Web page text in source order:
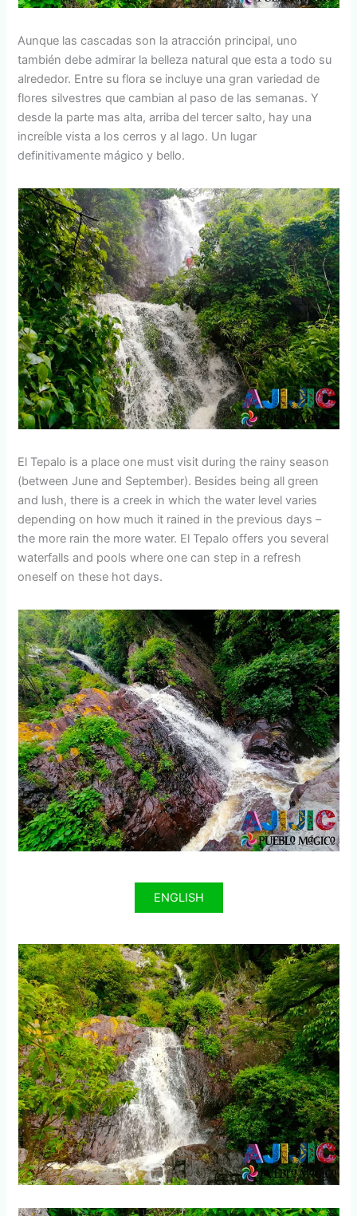
Aunque las cascadas son la atracción principal, uno
también debe admirar la belleza natural que esta a todo su
alrededor. Entre su flora se incluye una gran variedad de
flores silvestres que cambian al paso de las semanas. Y
desde la parte mas alta, arriba del tercer salto, hay una
increíble vista a los cerros y al lago. Un lugar
definitivamente mágico y bello.
El Tepalo is a place one must visit during the rainy season
(between June and September). Besides being all green
and lush, there is a creek in which the water level varies
depending on how much it rained in the previous days –
the more rain the more water. El Tepalo offers you several
waterfalls and pools where one can step in a refresh
oneself on these hot days.
ENGLISH